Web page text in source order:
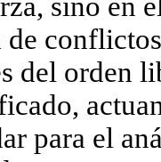
del orden
para el